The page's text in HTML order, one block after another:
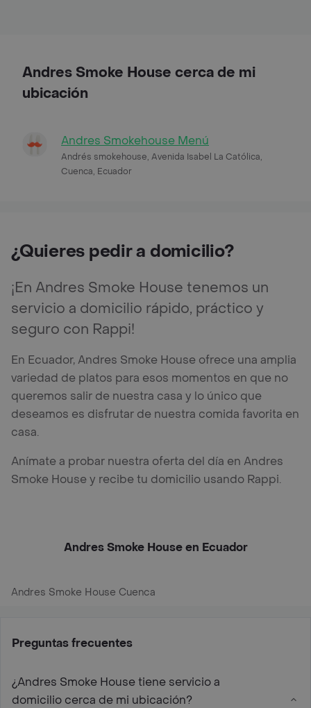
Andres Smoke House cerca de mi
ubicación
Andres Smokehouse Menú
Andrés smokehouse, Avenida Isabel La Católica,
Cuenca, Ecuador
¿Quieres pedir a domicilio?
¡En Andres Smoke House tenemos un
servicio a domicilio rápido, práctico y
seguro con Rappi!
En Ecuador, Andres Smoke House ofrece una amplia
variedad de platos para esos momentos en que no
queremos salir de nuestra casa y lo único que
deseamos es disfrutar de nuestra comida favorita en
casa.
Anímate a probar nuestra oferta del día en Andres
Smoke House y recibe tu domicilio usando Rappi.
Andres Smoke House en Ecuador
Andres Smoke House Cuenca
Preguntas frecuentes
¿Andres Smoke House tiene servicio a
domicilio cerca de mi ubicación?